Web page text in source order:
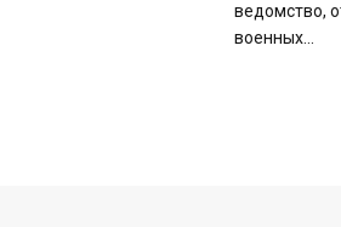
ведомство,
военных...